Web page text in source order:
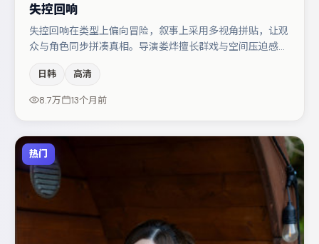
失控回响
失控回响在类型上偏向冒险，叙事上采用多视角拼贴，让观
众与角色同步拼凑真相。导演娄烨擅长群戏与空间压迫感，
赖弗、廖凡、雷佳音等，角色动机前后呼应，适合喜欢抠台
词与伏笔的观众。若你偏爱强类型与清晰主线，这部作品值
日韩 高清
8.7万 13个月前
热门